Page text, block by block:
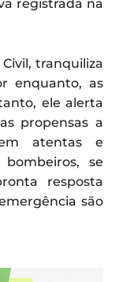
registrada na
tranquiliza
enquanto, as
ele alerta
propensas a
atentas e
se
resposta
são